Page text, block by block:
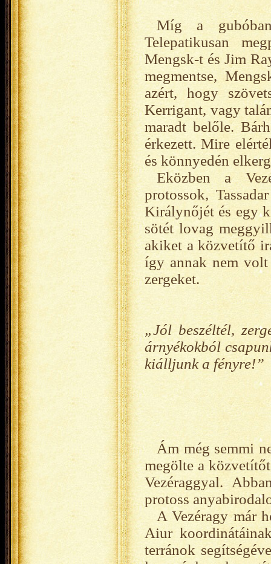
Míg a
Telepatikusan
Mengsk-t és Jim
megmentse,
azért, hogy
Kerrigant, vagy
maradt belőle.
érkezett. Mire
és könnyedén
Eközben a
protossok,
Királynőjét és egy
sötét lovag
akiket a közvetítő
így annak nem volt
zergeket.
„Jól beszéltél,
árnyékokból
kiálljunk a fényre!”
Ám még semmi
megölte a
Vezéraggyal.
protoss
A Vezéragy már
Aiur
terránok